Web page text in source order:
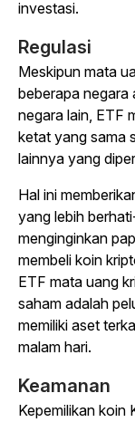
investasi.
Regulasi
Meskipun mata
beberapa negara
negara lain, ETF
ketat yang sama
lainnya yang
Hal ini
yang lebih
menginginkan
membeli koin
ETF mata uang
saham adalah
memiliki aset
malam hari.
Keamanan
Kepemilikan koin